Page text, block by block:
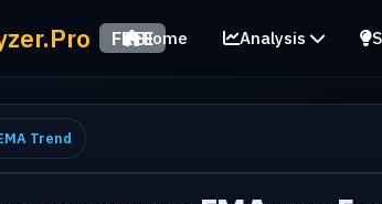
FREEHome Analysis
Trend